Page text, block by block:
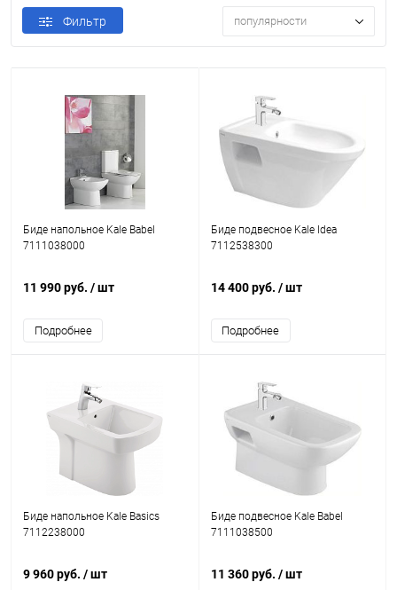
Фильтр популярности
Биде напольное Kale Babel
7111038000
11 990 руб. / шт
Подробнее
Биде подвесное Kale Idea
7112538300
14 400 руб. / шт
Подробнее
Биде напольное Kale Basics
7112238000
9 960 руб. / шт
Биде подвесное Kale Babel
7111038500
11 360 руб. / шт